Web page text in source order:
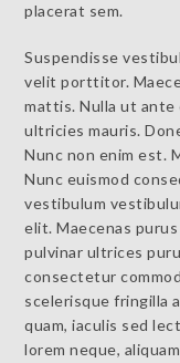
placerat sem.
Suspendisse
velit porttitor.
mattis. Nulla ut ante
ultricies mauris.
Nunc non enim est.
Nunc euismod
vestibulum
elit. Maecenas
pulvinar ultrices
consectetur
scelerisque fringilla
quam, iaculis sed
lorem neque,